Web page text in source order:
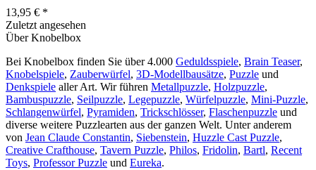
13,95 € *
Zuletzt angesehen
Über Knobelbox
Bei Knobelbox finden Sie über 4.000 Geduldsspiele, Brain Teaser,
Knobelspiele, Zauberwürfel, 3D-Modellbausätze, Puzzle und
Denkspiele aller Art. Wir führen Metallpuzzle, Holzpuzzle,
Bambuspuzzle, Seilpuzzle, Legepuzzle, Würfelpuzzle, Mini-Puzzle,
Schlangenwürfel, Pyramiden, Trickschlösser, Flaschenpuzzle und
diverse weitere Puzzlearten aus der ganzen Welt. Unter anderem
von Jean Claude Constantin, Siebenstein, Huzzle Cast Puzzle,
Creative Crafthouse, Tavern Puzzle, Philos, Fridolin, Bartl, Recent
Toys, Professor Puzzle und Eureka.